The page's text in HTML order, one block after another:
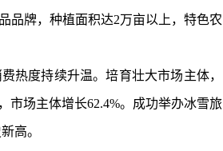
品牌， 种植面积达2万亩以上，特色农
热度持续升温。培育壮大市场主体，
市场主体增长62.4%。 成功举办冰雪旅
高。